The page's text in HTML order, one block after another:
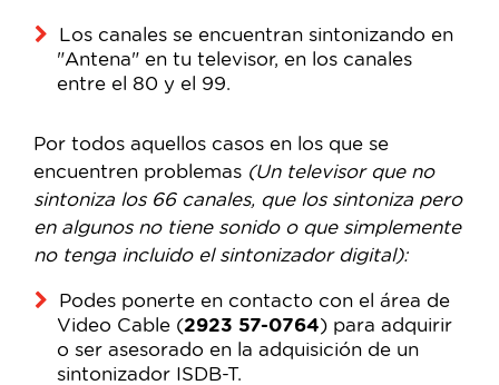
Los canales se encuentran sintonizando en
"Antena" en tu televisor, en los canales
entre el 80 y el 99.
Por todos aquellos casos en los que se
encuentren problemas (Un televisor que no
sintoniza los 66 canales, que los sintoniza pero
en algunos no tiene sonido o que simplemente
no tenga incluido el sintonizador digital):
Podes ponerte en contacto con el área de
Video Cable (2923 57-0764) para adquirir
o ser asesorado en la adquisición de un
sintonizador ISDB-T.